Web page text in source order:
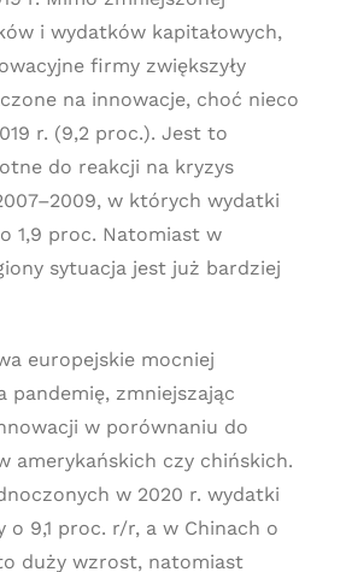
i wydatków kapitałowych,
firmy zwiększyły
na innowacje, choć nieco
r. (9,2 proc.). Jest to
do reakcji na kryzys
w których wydatki
o 1,9 proc. Natomiast w
sytuacja jest już bardziej
europejskie mocniej
pandemię, zmniejszając
w porównaniu do
amerykańskich czy chińskich.
w 2020 r. wydatki
o 9,1 proc. r/r, a w Chinach o
duży wzrost, natomiast